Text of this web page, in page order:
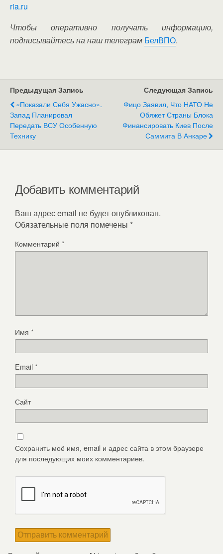
ria.ru
Чтобы оперативно получать информацию,
подписывайтесь на наш телеграм БелВПО.
Предыдущая Запись
«Показали Себя Ужасно».
Запад Планировал
Передать ВСУ Особенную
Технику
Следующая Запись
Фицо Заявил, Что НАТО Не
Обяжет Страны Блока
Финансировать Киев После
Саммита В Анкаре
Добавить комментарий
Ваш адрес email не будет опубликован.
Обязательные поля помечены *
Комментарий *
Имя *
Email*
Сайт
Сохранить моё имя, email и адрес сайта в этом браузере
для последующих моих комментариев.